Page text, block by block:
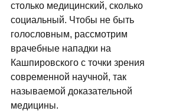
столько медицинский, сколько
социальный. Чтобы не быть
голословным, рассмотрим
врачебные нападки на
Кашпировского с точки зрения
современной научной, так
называемой доказательной
медицины.